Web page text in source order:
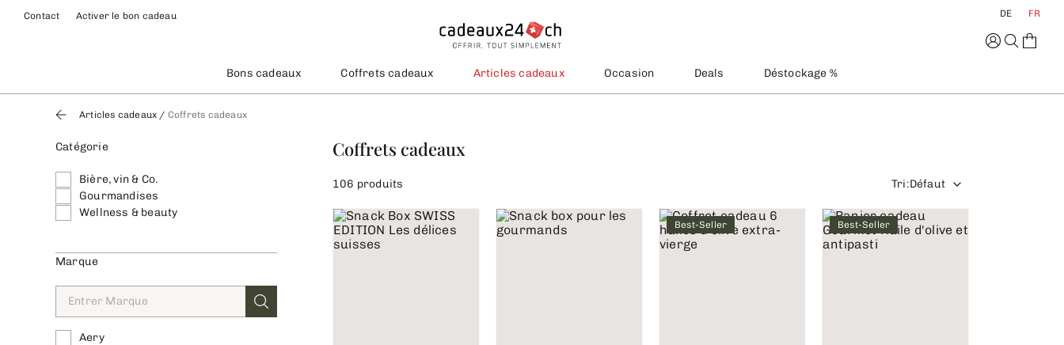
Contact Activer le bon cadeau DE FR
Bons cadeaux Coffrets cadeaux Articles cadeaux Occasion Deals Déstockage %
Articles cadeaux / Coffrets cadeaux
Catégorie
Bière, vin & Co.
Gourmandises
Wellness & beauty
Marque
Aery
Coffrets cadeaux
106 produits Tri:Défaut
Best-Seller Best-Seller